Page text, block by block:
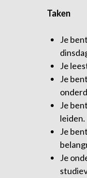
Taken
Je
Je
Je
Je
leiden.
Je
Je